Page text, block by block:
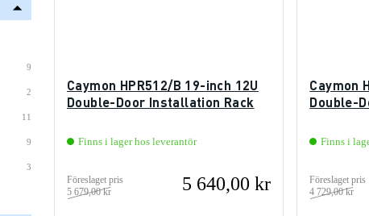
9
2
11
9
3
Caymon HPR512/B 19-inch 12U
Double-Door Installation Rack
Finns i lager hos leverantör
Föreslaget pris
5 679,00 kr
5 640,00 kr
Caymon
Double-
Finns i
Föreslaget pris
4 729,00 kr